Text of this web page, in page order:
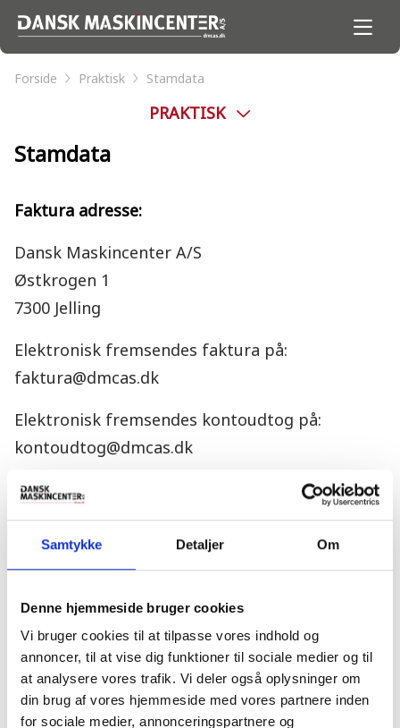
Samtykke Detaljer Om
Denne hjemmeside bruger cookies
Vi bruger cookies til at tilpasse vores indhold og
annoncer, til at vise dig funktioner til sociale medier og til
at analysere vores trafik. Vi deler også oplysninger om
din brug af vores hjemmeside med vores partnere inden
for sociale medier, annonceringspartnere og
Forside Praktisk Stamdata
PRAKTISK
Stamdata
Faktura adresse:
Dansk Maskincenter A/S
Østkrogen 1
7300 Jelling
Elektronisk fremsendes faktura på:
faktura@dmcas.dk
Elektronisk fremsendes kontoudtog på:
kontoudtog@dmcas.dk
Bankoplysninger:
IBAN NO: DK7181432077622406.
CVR nummer:
27210147.